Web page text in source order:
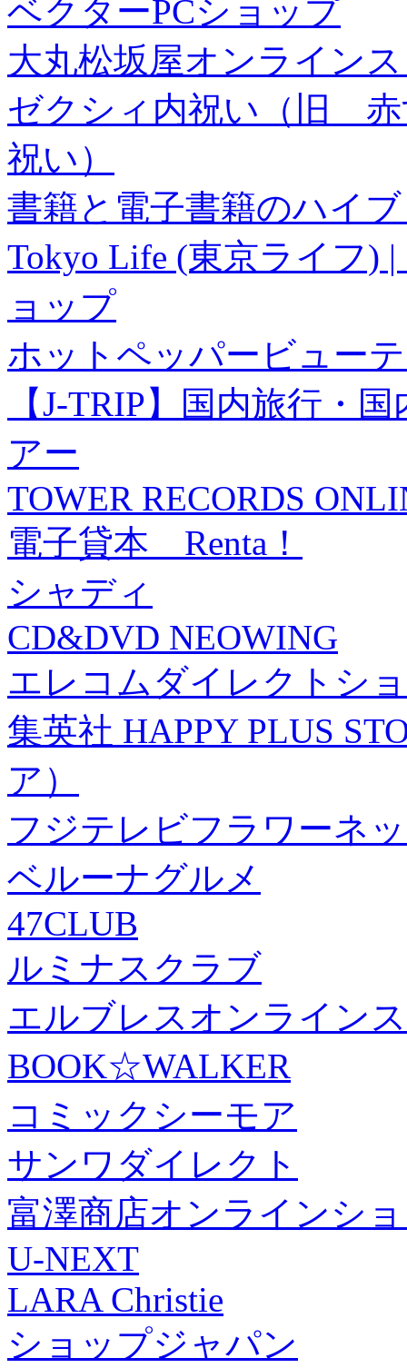
ベクターPCショップ
大丸松坂屋オンライン
ゼクシィ内祝い（旧 赤
祝い）
書籍と電子書籍のハイ
Tokyo Life (東京ライフ)
ョップ
ホットペッパービュー
【J-TRIP】国内旅行・
アー
TOWER RECORDS
電子貸本 Renta！
シャディ
CD&DVD NEOWING
エレコムダイレクトシ
集英社 HAPPY PLUS
ア）
フジテレビフラワーネ
ベルーナグルメ
47CLUB
ルミナスクラブ
エルブレスオンライン
BOOK☆WALKER
コミックシーモア
サンワダイレクト
富澤商店オンラインシ
U-NEXT
LARA Christie
ショップジャパン